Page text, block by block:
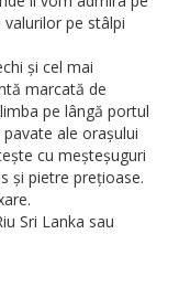
pe stâlpi
și cel mai
marcată de
pe lângă portul
ale orașului
cu meșteșuguri
și pietre prețioase.
Sri Lanka sau